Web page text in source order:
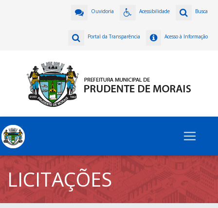
Busca
Acessibilidade
Ouvidoria
Acesso à Informação
Portal da Transparência
LICITAÇÕES